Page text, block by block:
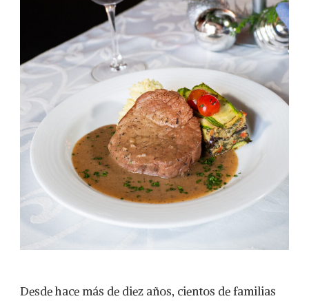
Desde hace más de diez años, cientos de familias